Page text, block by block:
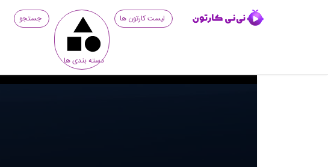
لیست کارتون ها
دسته بندی ها
جستجو